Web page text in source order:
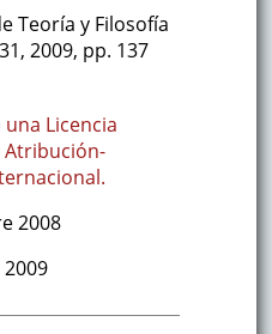
Teoría y Filosofía
, 2009, pp. 137
Licencia
Atribución-
2008